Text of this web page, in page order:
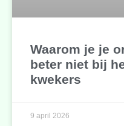
Waarom je je
beter niet bij
kwekers
9 april 2026